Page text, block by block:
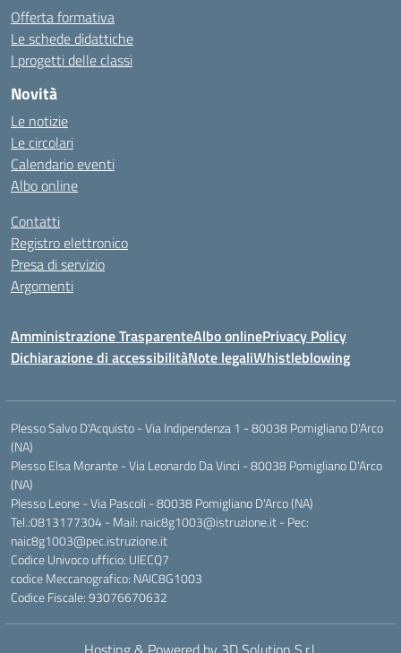
Offerta formativa
Le schede didattiche
I progetti delle classi
Novità
Le notizie
Le circolari
Calendario eventi
Albo online
Contatti
Registro elettronico
Presa di servizio
Argomenti
Amministrazione TrasparenteAlbo onlinePrivacy Policy
Dichiarazione di accessibilitàNote legaliWhistleblowing
Plesso Salvo D'Acquisto - Via Indipendenza 1 - 80038 Pomigliano D'Arco
(NA)
Plesso Elsa Morante - Via Leonardo Da Vinci - 80038 Pomigliano D'Arco
(NA)
Plesso Leone - Via Pascoli - 80038 Pomigliano D'Arco (NA)
Tel.:0813177304 - Mail: naic8g1003@istruzione.it - Pec:
naic8g1003@pec.istruzione.it
Codice Univoco ufficio: UIECQ7
codice Meccanografico: NAIC8G1003
Codice Fiscale: 93076670632